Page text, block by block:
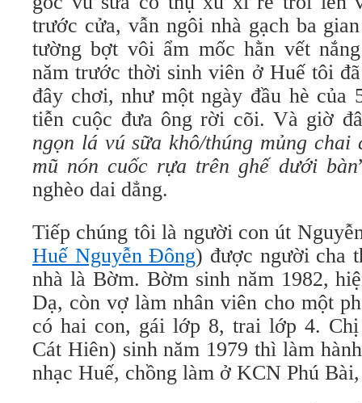
trước cửa, vẫn ngôi nhà gạch ba
tường bợt vôi ẩm mốc hằn vết
năm trước thời sinh viên ở Huế tôi
đây chơi, như một ngày đầu hè của
tiễn cuộc đưa ông rời cõi. Và giờ
ngọn lá vú sữa khô/thúng mủng chai
mũ nón cuốc rựa trên ghế dưới bàn
nghèo dai dẳng.
Tiếp chúng tôi là người con út
Huế Nguyễn Đông) được người cha
nhà là Bờm. Bờm sinh năm 1982,
Dạ, còn vợ làm nhân viên cho một
có hai con, gái lớp 8, trai lớp 4.
Cát Hiên) sinh năm 1979 thì làm
nhạc Huế, chồng làm ở KCN Phú